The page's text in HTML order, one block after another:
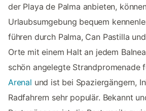
der Playa de Palma anbieten,
Urlaubsumgebung bequem
führen durch Palma, Can Pastilla
Orte mit einem Halt an jedem
schön angelegte Strandpromenade
Arenal und ist bei Spaziergängern,
Radfahrern sehr populär. Bekannt